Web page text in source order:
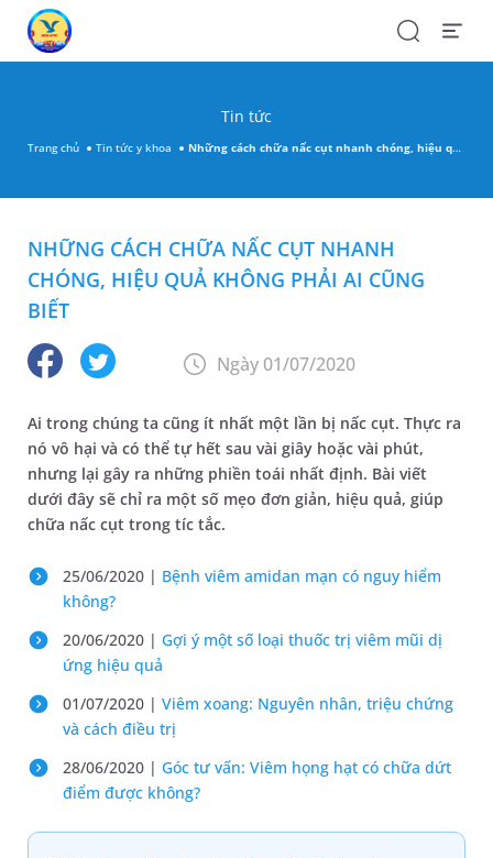
SearchOpen
Tin tức
Trang chủ Tin tức y khoa Những cách chữa nấc cụt nhanh chóng, hiệu quả không phải ai cũng biết
NHỮNG CÁCH CHỮA NẤC CỤT NHANH
CHÓNG, HIỆU QUẢ KHÔNG PHẢI AI CŨNG
BIẾT
Ngày 01/07/2020
Ai trong chúng ta cũng ít nhất một lần bị nấc cụt. Thực ra
nó vô hại và có thể tự hết sau vài giây hoặc vài phút,
nhưng lại gây ra những phiền toái nhất định. Bài viết
dưới đây sẽ chỉ ra một số mẹo đơn giản, hiệu quả, giúp
chữa nấc cụt trong tíc tắc.
25/06/2020 | Bệnh viêm amidan mạn có nguy hiểm
không?
20/06/2020 | Gợi ý một số loại thuốc trị viêm mũi dị
ứng hiệu quả
01/07/2020 | Viêm xoang: Nguyên nhân, triệu chứng
và cách điều trị
28/06/2020 | Góc tư vấn: Viêm họng hạt có chữa dứt
điểm được không?